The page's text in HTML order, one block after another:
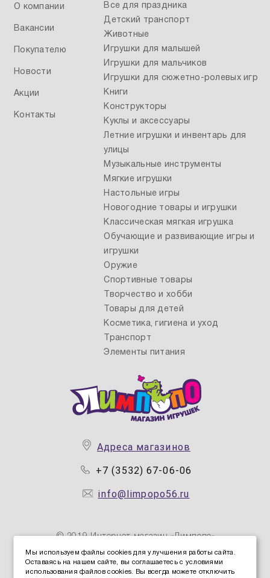
Адреса магазинов
+7 (3532) 67-06-06
info@limpopo56.ru
© 2019 Интернет магазин «Лимпопо»
Политика конфиденциальности персональных данных
О компании
Вакансии
Покупателю
Новости
Акции
Контакты
Все для праздника
Детский транспорт
Животные
Игрушки для малышей
Игрушки для мальчиков
Игрушки для сюжетно-ролевых игр
Книги
Конструкторы
Куклы и аксессуары
Летние игрушки и инвентарь для
улицы
Музыкальные инструменты
Мягкие игрушки
Настольные игры
Новогодние товары и игрушки
Классическая мягкая игрушка
Обучающие и развивающие игры и
игрушки
Оружие
Спортивные товары
Творчество и хобби
Товары для детей
Косметика, гигиена и уход
Транспорт
Элементы питания
Мы используем файлы cookies для улучшения работы сайта.
Оставаясь на нашем сайте, вы соглашаетесь с условиями
использования файлов cookies. Вы всегда можете отключить